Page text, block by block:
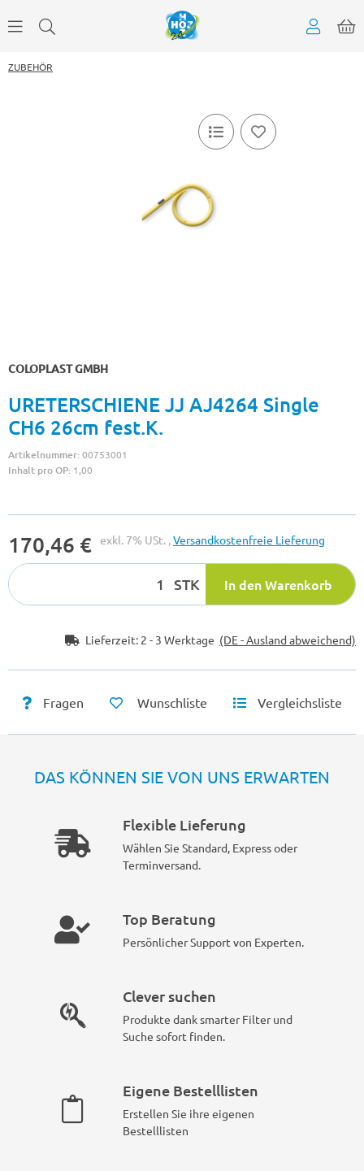
ZUBEHÖR
COLOPLAST GMBH
URETERSCHIENE JJ AJ4264 Single
CH6 26cm fest.K.
Artikelnummer:00753001
Inhalt pro OP: 1,00
170,46 € exkl. 7% USt. ,Versandkostenfreie Lieferung
STK In den Warenkorb
Lieferzeit: 2 - 3 Werktage (DE - Ausland abweichend)
Fragen Wunschliste Vergleichsliste
DAS KÖNNEN SIE VON UNS ERWARTEN
Flexible Lieferung
Wählen Sie Standard, Express oder
Terminversand.
Top Beratung
Persönlicher Support von Experten.
Clever suchen
Produkte dank smarter Filter und
Suche sofort finden.
Eigene Bestelllisten
Erstellen Sie ihre eigenen
Bestelllisten